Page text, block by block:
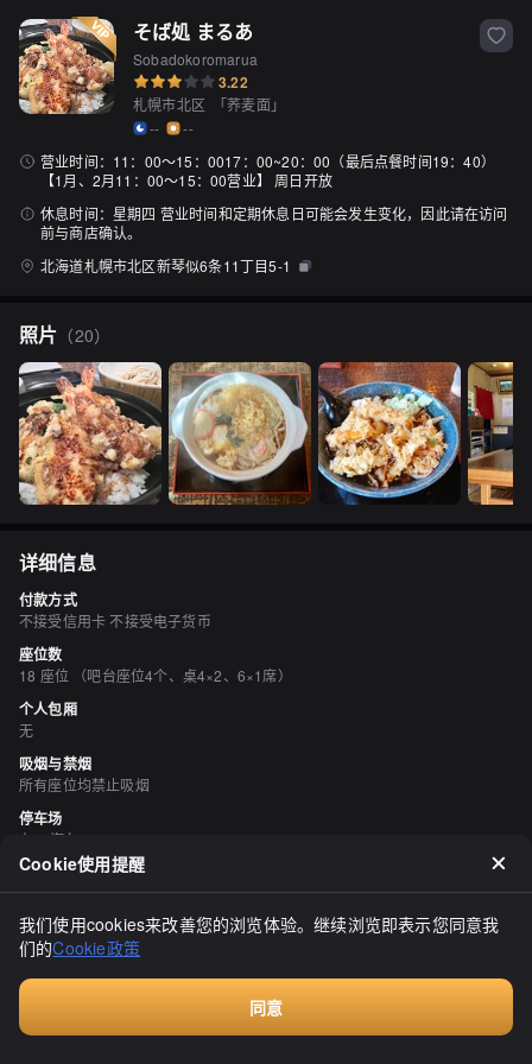
そば処 まるあ
Sobadokoromarua
3.22
札幌市北区 「荞麦面」
--
--
营业时间： 11：00〜15：0017：00~20：00（最后点餐时间19：40）
【1月、2月11：00〜15：00营业】 周日开放
休息时间： 星期四 营业时间和定期休息日可能会发生变化，因此请在访问
前与商店确认。
北海道札幌市北区新琴似6条11丁目5-1
照片 （20）
详细信息
付款方式
不接受信用卡 不接受电子货币
座位数
18 座位 （吧台座位4个、桌4×2、6×1席）
个人包厢
无
吸烟与禁烟
所有座位均禁止吸烟
停车场
有 3 汽车
空间与设备
有吧台座位
评价（19）
昨晚喝得有点过头，胃有点不舒服。虽然可能不应该吃什么，但奇怪
Cookie使用提醒
我们使用cookies来改善您的浏览体验。继续浏览即表示您同意我
们的Cookie政策
同意